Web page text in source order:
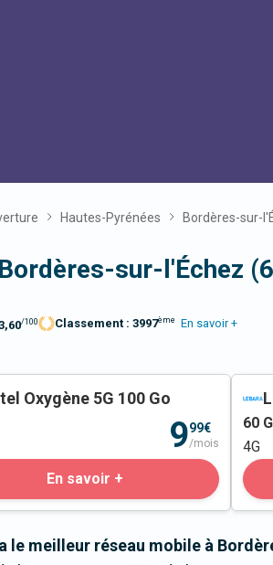
Hautes-Pyrénées Bordères-sur-
sur-l'Échez
/100 Classement : 3997ème En savoir +
Oxygène 5G 100 Go
999€
/mois
En savoir +
60
4G
le meilleur réseau mobile à